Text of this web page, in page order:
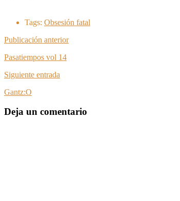
Tags: Obsesión fatal
Publicación anterior
Pasatiempos vol 14
Siguiente entrada
Gantz:O
Deja un comentario